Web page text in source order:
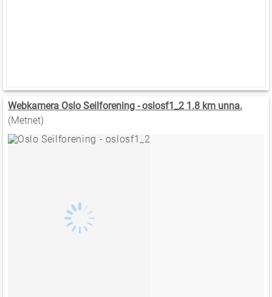
Webkamera Oslo Seilforening - oslosf1_2 1.8 km unna.
(Metnet)